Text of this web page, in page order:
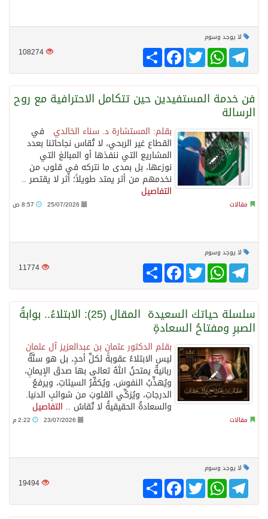
لا يوجد وسوم
108274 انشر
FacebookTwitter
WhatsAppTelegram
فن خدمة المستفيدين حين تتكامل الاحترافية مع روح
الرسالة
بقلم: المستشارة د. سناء الخالدي في
القطاع غير الربحي، لا تُقاس نجاحاتنا بعدد
المشاريع التي ننفذها أو المبالغ التي
نوزعها، بل بمدى ما نتركه في قلوب من
نخدمهم من أثر يمتد طويلاً؛ أثر لا يقتصر ..
التفاصيل
مقالات 25/07/2026
لا يوجد وسوم
11774 انشر
FacebookTwitter
WhatsAppTelegram
سلسلة حياتك السعيدة المقال (25): الابتلاءُ.. بوابةُ
الصبرِ ومفتاحُ السعادةِ
بقلم الدكتور عثمان بن عبدالعزيز آل عثمان
ليس الابتلاءُ عقوبةً لكلِّ أحدٍ، بل هو سنَّةٌ
ربانيةٌ يمتحنُ اللهُ تعالى بها صدقَ الإيمانِ،
ويُهذِّبُ النفوسَ، ويُكفِّرُ السيئاتِ، ويرفعُ
الدرجاتِ، ويُزكِّي القلوبَ من شوائبِ الدنيا.
والسعادةُ الحقيقيةُ لا تُقاسُ .. التفاصيل
مقالات 23/07/2026
لا يوجد وسوم
19494 انشر
FacebookTwitter
WhatsAppTelegram